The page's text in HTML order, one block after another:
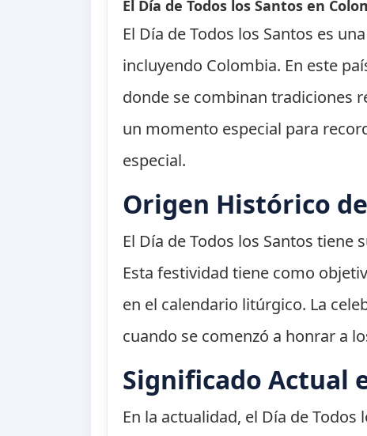
El Día de Todos los Santos en
El Día de Todos los Santos es
incluyendo Colombia. En este
donde se combinan tradiciones
un momento especial para
especial.
Origen Histórico
El Día de Todos los Santos tiene
Esta festividad tiene como
en el calendario litúrgico. La
cuando se comenzó a honrar a
Significado Actual
En la actualidad, el Día de